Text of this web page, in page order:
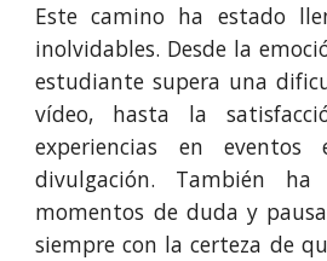
Este camino ha estado
inolvidables. Desde la
estudiante supera una
vídeo, hasta la
experiencias en
divulgación. También ha
momentos de duda y
siempre con la certeza de